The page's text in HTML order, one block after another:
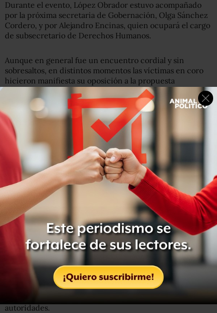
Durante el evento, López Obrador estuvo acompañado
por la próxima secretaria de Gobernación, Olga Sánchez
Cordero, y por Alejandro Encinas, quien ocupará el cargo
de subsecretario de Derechos Humanos.
Aunque en general fue un encuentro cordial y sin
sobresaltos, en distintos momentos las víctimas en coro
hicieron manifiesta su oposición a la propuesta
defendida por López Obrador de otorgar un perdón no
condicionado a los perpetradores de los crímenes que
sufrieron sus familiares, e insistieron en que para ellos no
puede existir “ni perdón ni olvido”.
Javier Sicilia, quien también es padre de un joven
desaparecido en 2012, pidió un minuto de silencio a los
asistentes en honor a las víctimas fallecidas, a lo que uno
de los asistentes respondió: “No vamos a guardar silencio,
ellos no están muertos, no sabemos dónde están, ese es el
problema”.
A esta respuesta vinieron una serie de reclamos y
demandas. “Porque vivos se los llevaron, vivos los
queremos!”, gritaron en repetidas ocasiones los familiares
de alrededor de 500 personas desaparecidas.
Varios fueron los minutos en los que los reclamos y gritos
de exigencia no cesaron. Finalmente los mismos
asistentes se tranquilizaron e inició el diálogo con las
autoridades.